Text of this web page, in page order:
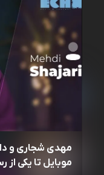
مهدی شجاری و
موبایل تا یکی از